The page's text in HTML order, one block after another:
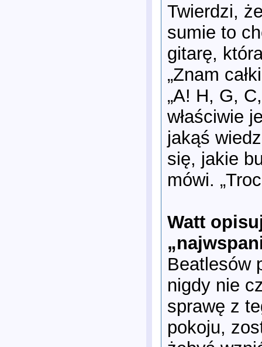
Twierdzi,
sumie to
gitarę,
„Znam
„A! H, G,
właściwie
jakąś
się, jakie
mówi.
Watt
Beatlesów
nigdy nie
sprawę z
pokoju,